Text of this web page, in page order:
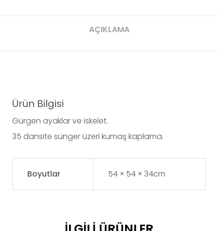
AÇIKLAMA
Ürün Bilgisi
Gürgen ayaklar ve iskelet.
35 dansite sünger üzeri kumaş kaplama.
Boyutlar 54 × 54 × 34cm